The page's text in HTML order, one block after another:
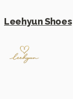
Leehyun Shoes